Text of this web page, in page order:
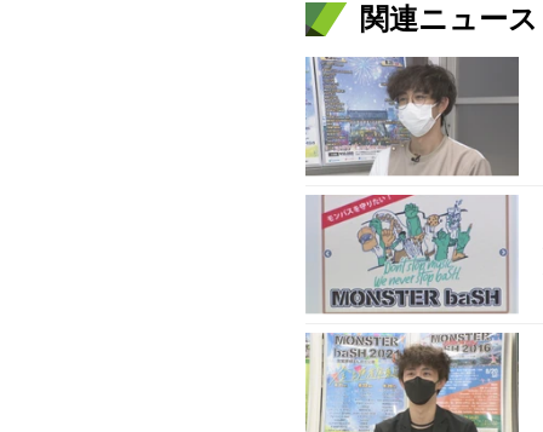
関連ニュース